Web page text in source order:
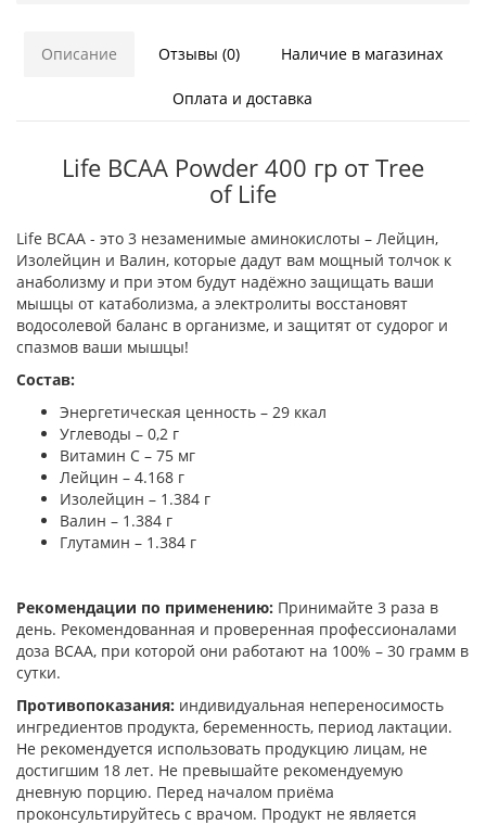
Описание Отзывы (0) Наличие в магазинах
Оплата и доставка
Life BCAA Powder 400 гр от Tree
of Life
Life BCAA - это 3 незаменимые аминокислоты – Лейцин,
Изолейцин и Валин, которые дадут вам мощный толчок к
анаболизму и при этом будут надёжно защищать ваши
мышцы от катаболизма, а электролиты восстановят
водосолевой баланс в организме, и защитят от судорог и
спазмов ваши мышцы!
Состав:
Энергетическая ценность – 29 ккал
Углеводы – 0,2 г
Витамин С – 75 мг
Лейцин – 4.168 г
Изолейцин – 1.384 г
Валин – 1.384 г
Глутамин – 1.384 г
Рекомендации по применению: Принимайте 3 раза в
день. Рекомендованная и проверенная профессионалами
доза BCAA, при которой они работают на 100% – 30 грамм в
сутки.
Противопоказания: индивидуальная непереносимость
ингредиентов продукта, беременность, период лактации.
Не рекомендуется использовать продукцию лицам, не
достигшим 18 лет. Не превышайте рекомендуемую
дневную порцию. Перед началом приёма
проконсультируйтесь с врачом. Продукт не является